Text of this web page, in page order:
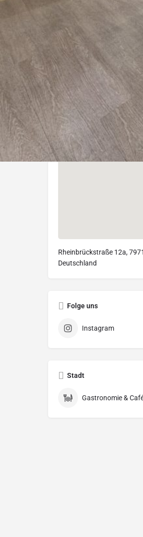
Deine Adresse für Spiele
Games), Comics und
Probespielen in
Adresse
Rheinbrückstraße 12a,
Deutschland
Folge uns
Instagram
Stadt
Gastronomie &